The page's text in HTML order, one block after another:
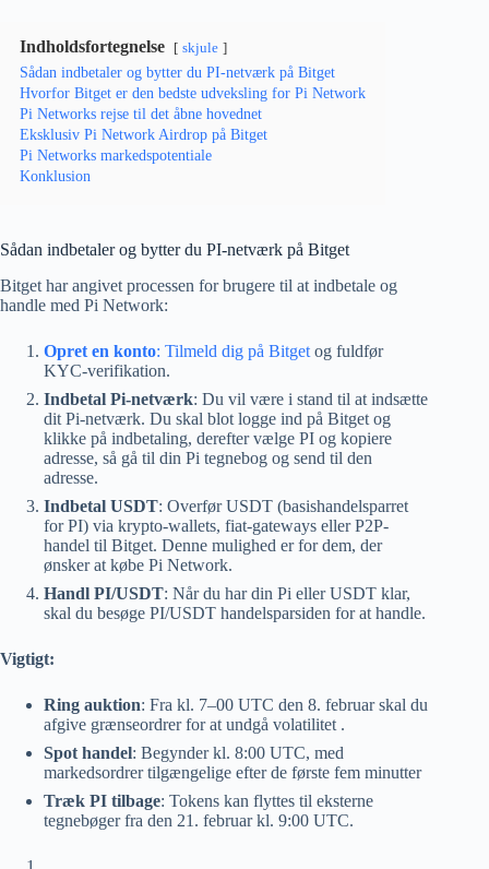
Indholdsfortegnelse skjule
Sådan indbetaler og bytter du PI-netværk på Bitget
Hvorfor Bitget er den bedste udveksling for Pi Network
Pi Networks rejse til det åbne hovednet
Eksklusiv Pi Network Airdrop på Bitget
Pi Networks markedspotentiale
Konklusion
Sådan indbetaler og bytter du PI-netværk på Bitget
Bitget har angivet processen for brugere til at indbetale og
handle med Pi Network:
Opret en konto: Tilmeld dig på Bitget og fuldfør
KYC-verifikation.
Indbetal Pi-netværk: Du vil være i stand til at indsætte
dit Pi-netværk. Du skal blot logge ind på Bitget og
klikke på indbetaling, derefter vælge PI og kopiere
adresse, så gå til din Pi tegnebog og send til den
adresse.
Indbetal USDT: Overfør USDT (basishandelsparret
for PI) via krypto-wallets, fiat-gateways eller P2P-
handel til Bitget. Denne mulighed er for dem, der
ønsker at købe Pi Network.
Handl PI/USDT: Når du har din Pi eller USDT klar,
skal du besøge PI/USDT handelsparsiden for at handle.
Vigtigt:
Ring auktion: Fra kl. 7–00 UTC den 8. februar skal du
afgive grænseordrer for at undgå volatilitet .
Spot handel: Begynder kl. 8:00 UTC, med
markedsordrer tilgængelige efter de første fem minutter
Træk PI tilbage: Tokens kan flyttes til eksterne
tegnebøger fra den 21. februar kl. 9:00 UTC.